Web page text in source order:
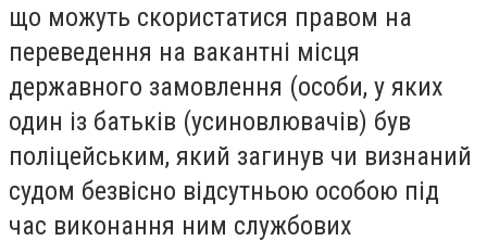
що можуть скористатися правом на
переведення на вакантні місця
державного замовлення (особи, у яких
один із батьків (усиновлювачів) був
поліцейським, який загинув чи визнаний
судом безвісно відсутньою особою під
час виконання ним службових